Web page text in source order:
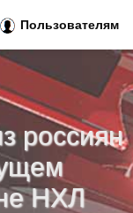
россиян
НХЛ
Пользователям